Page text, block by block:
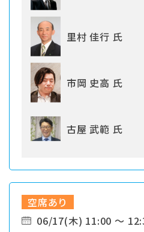
里村 佳行 氏
市岡 史高 氏
古屋 武範 氏
空席あり
06/17(木) 11:00 ～